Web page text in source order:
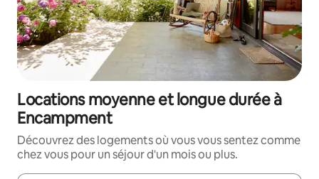
Locations moyenne et longue durée à
Encampment
Découvrez des logements où vous vous sentez comme
chez vous pour un séjour d'un mois ou plus.